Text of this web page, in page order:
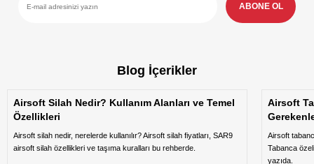
ABONE OL
Blog İçerikler
Airsoft Silah Nedir? Kullanım Alanları ve Temel
Özellikleri
Airsoft silah nedir, nerelerde kullanılır? Airsoft silah fiyatları, SAR9
airsoft silah özellikleri ve taşıma kuralları bu rehberde.
Airsoft
Airsoft
Tabanca
yazıda.